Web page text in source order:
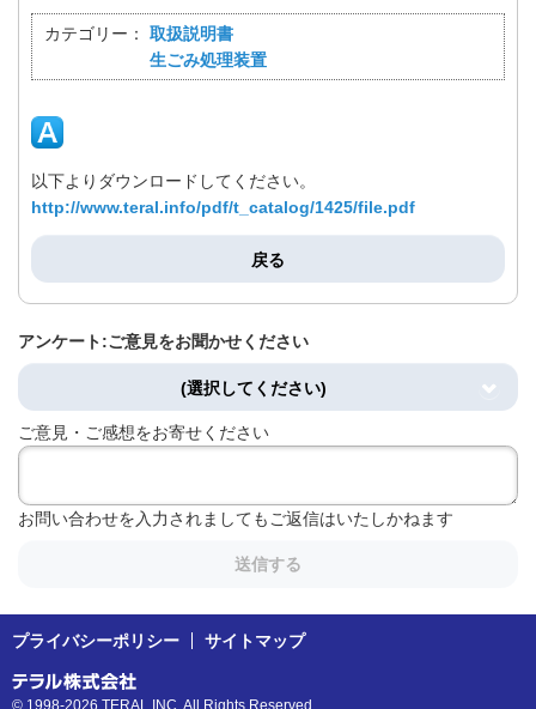
カテゴリー：
取扱説明書
生ごみ処理装置
以下よりダウンロードしてください。
http://www.teral.info/pdf/t_catalog/1425/file.pdf
戻る
アンケート:ご意見をお聞かせください
(選択してください)
ご意見・ご感想をお寄せください
お問い合わせを入力されましてもご返信はいたしかねます
送信する
プライバシーポリシー サイトマップ
© 1998-2026 TERAL INC. All Rights Reserved.